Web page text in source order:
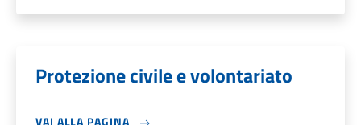
Protezione civile e volontariato
VAI ALLA PAGINA